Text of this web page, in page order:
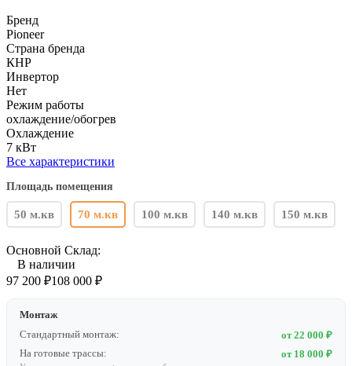
Бренд
Pioneer
Страна бренда
КНР
Инвертор
Нет
Режим работы
охлаждение/обогрев
Охлаждение
7 кВт
Все характеристики
Площадь помещения
50 м.кв 70 м.кв 100 м.кв 140 м.кв 150 м.кв
Основной Склад:
В наличии
97 200 ₽108 000 ₽
Монтаж
Стандартный монтаж:
от 22 000 ₽
На готовые трассы:
от 18 000 ₽